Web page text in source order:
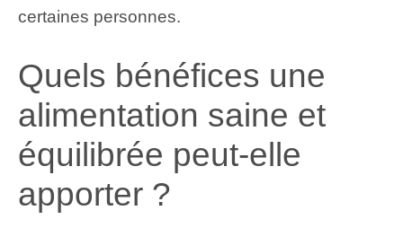
certaines personnes.
Quels bénéfices une
alimentation saine et
équilibrée peut-elle
apporter ?